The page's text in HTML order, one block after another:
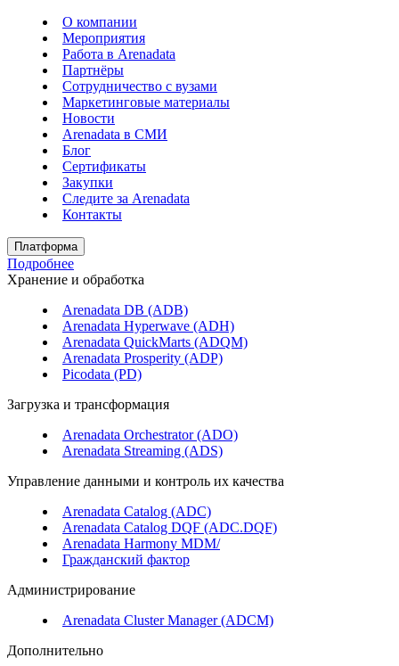
О компании
Мероприятия
Работа в Arenadata
Партнёры
Сотрудничество с вузами
Маркетинговые материалы
Новости
Arenadata в СМИ
Блог
Сертификаты
Закупки
Следите за Аrenadata
Контакты
Платформа
Подробнее
Хранение и обработка
Arenadata DB (ADB)
Arenadata Hyperwave (ADH)
Arenadata QuickMarts (ADQM)
Arenadata Prosperity (ADP)
Picodata (PD)
Загрузка и трансформация
Arenadata Orchestrator (ADO)
Arenadata Streaming (ADS)
Управление данными и контроль их качества
Arenadata Catalog (ADC)
Arenadata Catalog DQF (ADС.DQF)
Arenadata Harmony MDM/
Гражданский фактор
Администрирование
Arenadata Cluster Manager (ADCM)
Дополнительно